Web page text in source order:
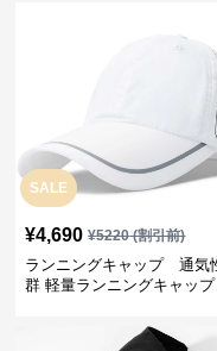
SALE
¥4,690 ¥5220(割引前)
ランニングキャップ 通気
群 軽量ランニングキャップ